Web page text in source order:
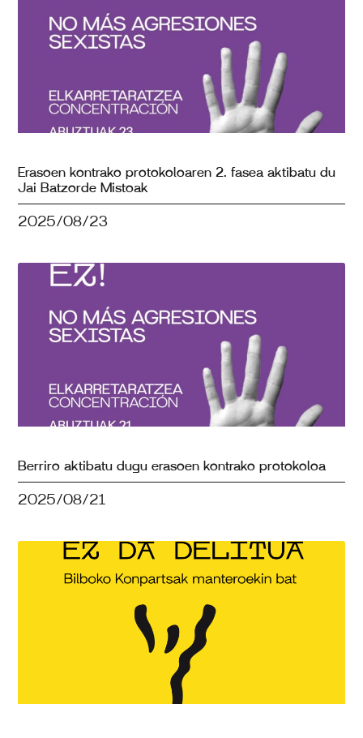
Erasoen kontrako protokoloaren 2. fasea aktibatu du
Jai Batzorde Mistoak
2025/08/23
Berriro aktibatu dugu erasoen kontrako protokoloa
2025/08/21